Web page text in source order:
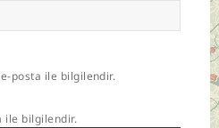
posta ile bilgilendir.
ile bilgilendir.